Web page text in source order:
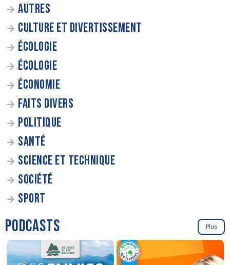
AUTRES
CULTURE ET DIVERTISSEMENT
ÉCOLOGIE
ÉCOLOGIE
ÉCONOMIE
FAITS DIVERS
POLITIQUE
SANTÉ
SCIENCE ET TECHNIQUE
SOCIÉTÉ
SPORT
PODCASTS Plus